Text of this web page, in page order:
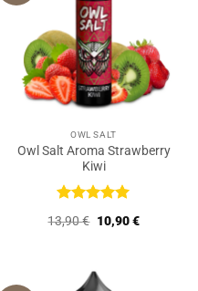
OWL SALT
Owl Salt Aroma Strawberry
Kiwi
Bewertet
mit 5 von
13,90€ Ursprünglicher
Preis
10,90€Aktueller